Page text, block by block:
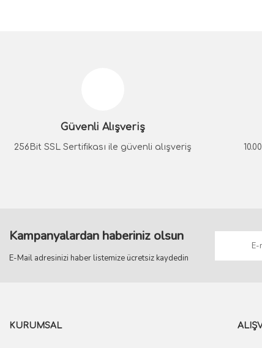
Ürün bilgilerinde hatalar bulunuyor.
Ürün fiyatı diğer sitelerden daha pahalı.
Güvenli Alışveriş
256Bit SSL Sertifikası ile güvenli alışveriş
Kampanyalardan haberiniz olsun
E-Mail adresinizi haber listemize ücretsiz kaydedin
KURUMSAL